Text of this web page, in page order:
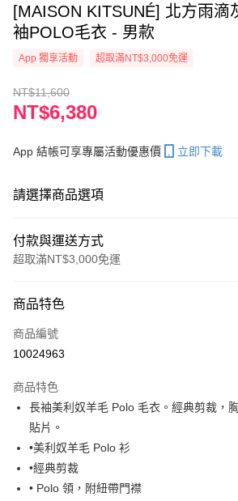
[MAISON KITSUNÉ] 北方雨滴
袖POLO毛衣 - 男款
App 獨享活動 超取滿NT$3,000免運
NT$11,600
NT$6,380
App 結帳可享專屬活動優惠價 立即下載
請選擇商品選項
付款與運送方式
超取滿NT$3,000免運
信用卡一次付款
Apple Pay
運送方式
付款後全家取貨
每筆NT$100，滿NT$3,000(含以上)免運費
付款後萊爾富取貨
商品特色
商品編號
10024963
商品特色
長袖美利奴羊毛 Polo 毛衣。經典剪裁，
貼片。
•美利奴羊毛 Polo 衫
•經典剪裁
• Polo 領，附紐帶門襟